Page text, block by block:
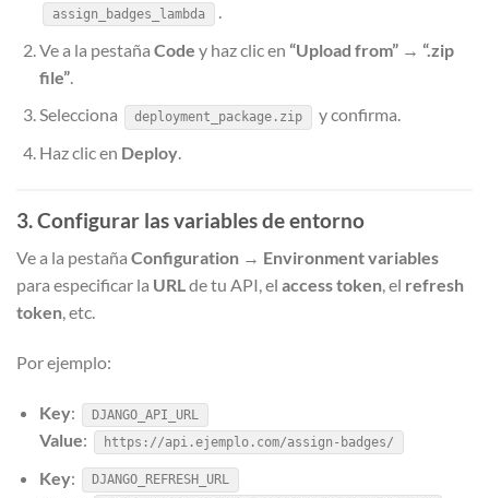
assign_badges_lambda
.
Ve a la pestaña Code y haz clic en “Upload from” → “.zip
file”.
Selecciona
deployment_package.zip
y confirma.
Haz clic en Deploy.
3. Configurar las variables de entorno
Ve a la pestaña Configuration → Environment variables
para especificar la URLde tu API, el access token, el refresh
token, etc.
Por ejemplo:
Key: DJANGO_API_URL
Value: https://api.ejemplo.com/assign-badges/
Key: DJANGO_REFRESH_URL